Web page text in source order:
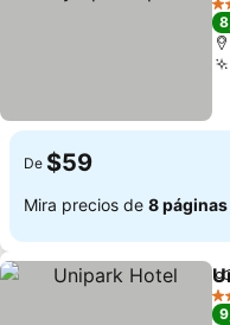
4
De $59
Mira precios de 8 páginas
4